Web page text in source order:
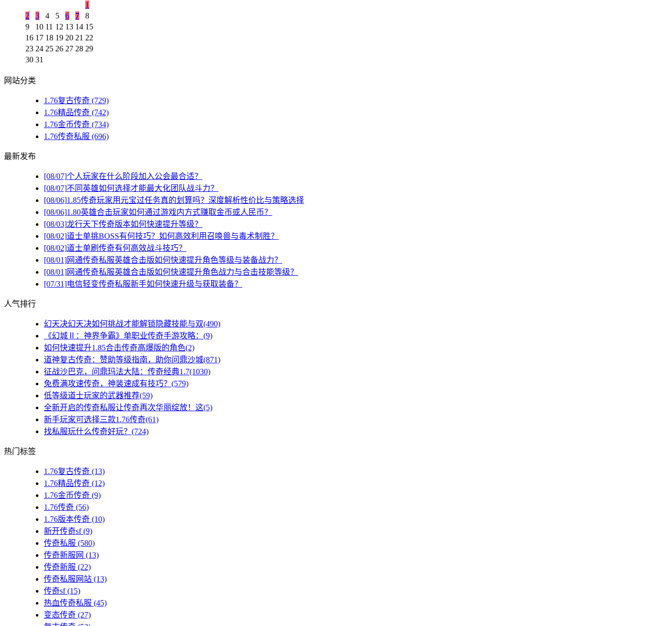
1
2
3 4 5 6 7
8
9
10 11 12 13 14 15
16 17 18 19 20 21 22
23 24 25 26 27 28 29
30 31
网站分类
1.76复古传奇 (729)
1.76精品传奇 (742)
1.76金币传奇 (734)
1.76传奇私服 (696)
最新发布
[08/07]个人玩家在什么阶段加入公会最合适？
[08/07]不同英雄如何选择才能最大化团队战斗力？
[08/06]1.85传奇玩家用元宝过任务真的划算吗？深度解析性价比与策略选择
[08/06]1.80英雄合击玩家如何通过游戏内方式赚取金币或人民币？
[08/03]龙行天下传奇版本如何快速提升等级？
[08/02]道士单挑BOSS有何技巧？如何高效利用召唤兽与毒术制胜？
[08/02]道士单刷传奇有何高效战斗技巧？
[08/01]网通传奇私服英雄合击版如何快速提升角色等级与装备战力？
[08/01]网通传奇私服英雄合击版如何快速提升角色战力与合击技能等级？
[07/31]电信轻变传奇私服新手如何快速升级与获取装备？
人气排行
幻天决幻天决如何挑战才能解锁隐藏技能与双(490)
《幻城Ⅱ：神界争霸》单职业传奇手游攻略：(9)
如何快速提升1.85合击传奇高爆版的角色(2)
道神复古传奇：赞助等级指南，助你问鼎沙城(871)
征战沙巴克，问鼎玛法大陆：传奇经典1.7(1030)
免费满攻速传奇，神装速成有技巧？(579)
低等级道士玩家的武器推荐(59)
全新开启的传奇私服让传奇再次华丽绽放！这(5)
新手玩家可选择三款1.76传奇(61)
找私服玩什么传奇好玩？(724)
热门标签
1.76复古传奇 (13)
1.76精品传奇 (12)
1.76金币传奇 (9)
1.76传奇 (56)
1.76版本传奇 (10)
新开传奇sf(9)
传奇私服 (580)
传奇新服网 (13)
传奇新服 (22)
传奇私服网站 (13)
传奇sf(15)
热血传奇私服 (45)
变态传奇 (27)